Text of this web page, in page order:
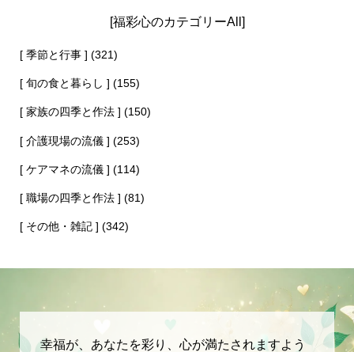
[福彩心のカテゴリーAll]
[ 季節と行事 ] (321)
[ 旬の食と暮らし ] (155)
[ 家族の四季と作法 ] (150)
[ 介護現場の流儀 ] (253)
[ ケアマネの流儀 ] (114)
[ 職場の四季と作法 ] (81)
[ その他・雑記 ] (342)
幸福が、あなたを彩り、心が満たされますよう